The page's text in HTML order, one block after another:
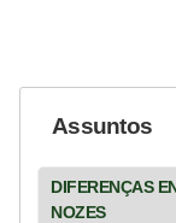
Assuntos
DIFERENÇAS
NOZES